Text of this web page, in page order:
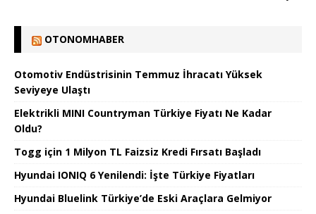
OTONOMHABER
Otomotiv Endüstrisinin Temmuz İhracatı Yüksek
Seviyeye Ulaştı
Elektrikli MINI Countryman Türkiye Fiyatı Ne Kadar
Oldu?
Togg için 1 Milyon TL Faizsiz Kredi Fırsatı Başladı
Hyundai IONIQ 6 Yenilendi: İşte Türkiye Fiyatları
Hyundai Bluelink Türkiye’de Eski Araçlara Gelmiyor